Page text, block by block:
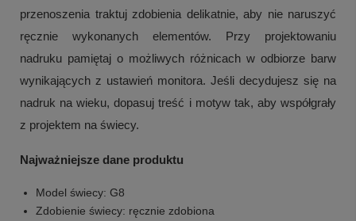
przenoszenia traktuj zdobienia delikatnie, aby nie naruszyć
ręcznie wykonanych elementów. Przy projektowaniu
nadruku pamiętaj o możliwych różnicach w odbiorze barw
wynikających z ustawień monitora. Jeśli decydujesz się na
nadruk na wieku, dopasuj treść i motyw tak, aby współgrały
z projektem na świecy.
Najważniejsze dane produktu
Model świecy: G8
Zdobienie świecy: ręcznie zdobiona